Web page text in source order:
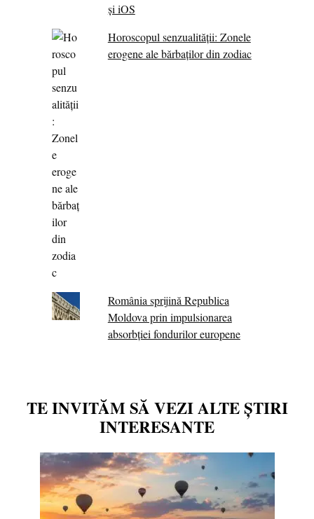
și iOS
Horoscopul senzualității: Zonele
erogene ale bărbaților din zodiac
România sprijină Republica
Moldova prin impulsionarea
absorbției fondurilor europene
TE INVITĂM SĂ VEZI ALTE ȘTIRI
INTERESANTE